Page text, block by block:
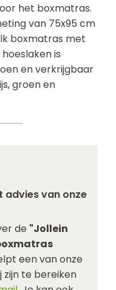
het boxmatras.
van 75x95 cm
boxmatras met
is
en verkrijgbaar
groen en
advies van onze
de "Jollein
een van onze
zijn te bereiken